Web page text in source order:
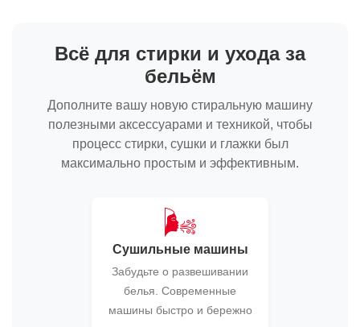
Всё для стирки и ухода за
бельём
Дополните вашу новую стиральную машину
полезными аксессуарами и техникой, чтобы
процесс стирки, сушки и глажки был
максимально простым и эффективным.
🌬️
Сушильные машины
Забудьте о развешивании
белья. Современные
машины быстро и бережно